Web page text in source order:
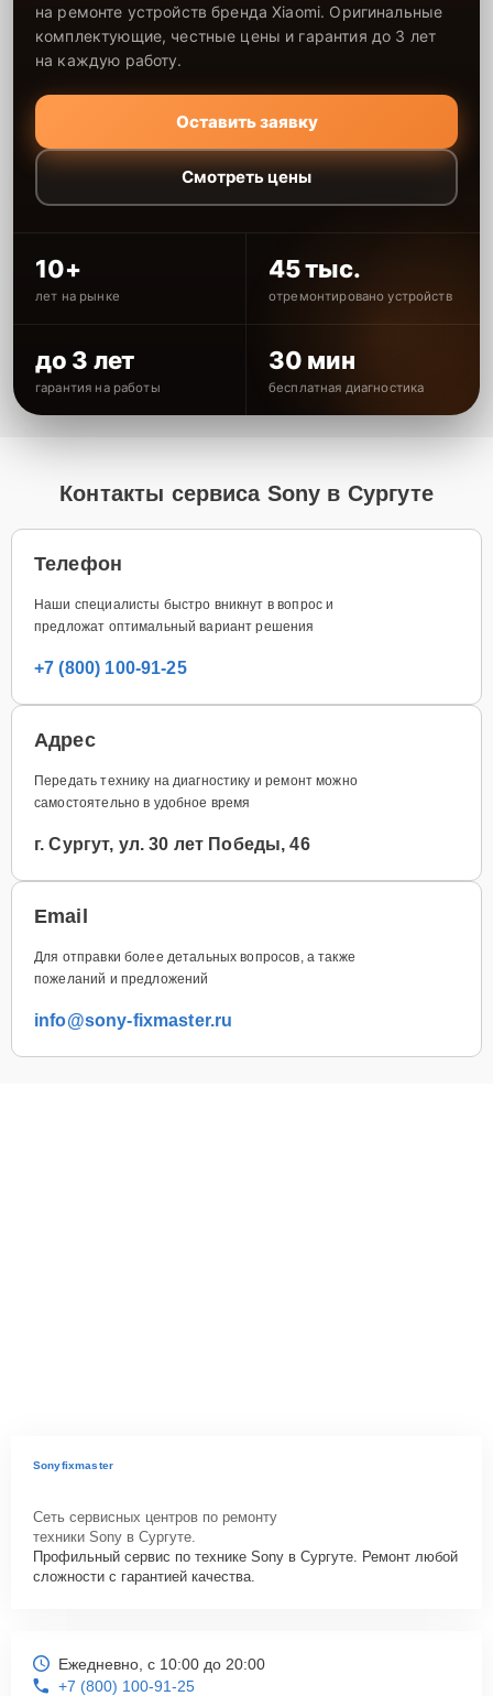
на ремонте устройств бренда Xiaomi. Оригинальные
комплектующие, честные цены и гарантия до 3 лет
на каждую работу.
Оставить заявку
Смотреть цены
10+
лет на рынке
45 тыс.
отремонтировано устройств
до 3 лет
гарантия на работы
30 мин
бесплатная диагностика
Контакты сервиса Sony в Сургуте
Телефон
Наши специалисты быстро вникнут в вопрос и
предложат оптимальный вариант решения
+7 (800) 100-91-25
Адрес
Передать технику на диагностику и ремонт можно
самостоятельно в удобное время
г. Сургут, ул. 30 лет Победы, 46
Email
Для отправки более детальных вопросов, а также
пожеланий и предложений
info@sony-fixmaster.ru
Sonyfixmaster
Сеть сервисных центров по ремонту
техники Sony в Сургуте.
Профильный сервис по технике Sony в Сургуте. Ремонт любой
сложности с гарантией качества.
Ежедневно, с 10:00 до 20:00
+7 (800) 100-91-25